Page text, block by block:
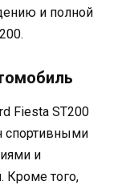
и полной
Fiesta ST200
спортивными
и
Кроме того,